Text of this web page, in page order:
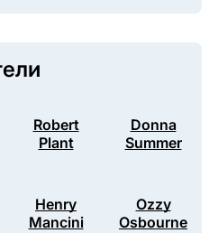
Robert
Plant
Donna
Summer
Henry
Mancini
Ozzy
Osbourne